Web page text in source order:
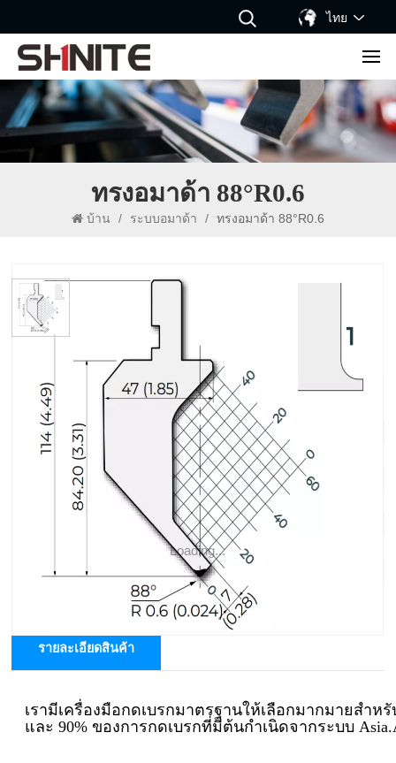
ไทย
ทรงอมาด้า 88°R0.6
บ้าน / ระบบอมาด้า / ทรงอมาด้า 88°R0.6
Loading...
ทรงอมาด้า 88°R0.6
ระบบเครื่องมือ : Amada System
มุม: 88°
รัศมี: R0.6มม
ความสูงที่มีประสิทธิภาพ: 128 มม
ความสูงรวม: 158มม
วัสดุ: 42CrMo4
รายละเอียดสินค้า
เรามีเครื่องมือกดเบรกมาตรฐานให้เลือกมากมายสำห
และ 90% ของการกดเบรกที่มีต้นกำเนิดจากระบบ